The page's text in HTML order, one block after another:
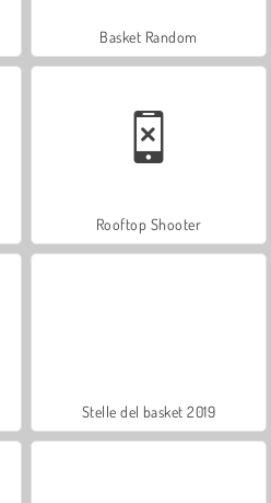
Basket Random
Rooftop Shooter
Stelle del basket 2019